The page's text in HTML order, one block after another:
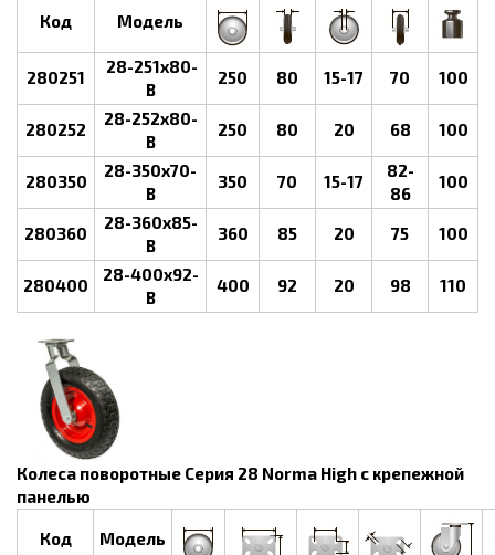
Код Модель
280251
28-251х80-
B
250 80 15-17 70 100
280252
28-252х80-
B
250 80 20 68 100
280350
28-350х70-
B
350 70 15-17
82-
86
100
280360
28-360х85-
B
360 85 20 75 100
280400
28-400х92-
B
400 92 20 98 110
Колеса поворотные Серия 28 Norma High с крепежной
панелью
Код Модель